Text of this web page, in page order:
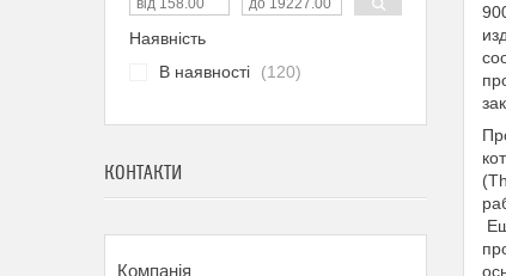
Наявність
В наявності
120
КОНТАКТИ